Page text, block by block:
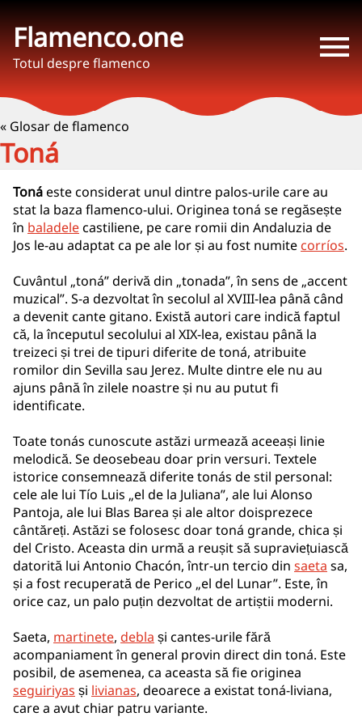
Flamenco.one
Totul despre flamenco
« Glosar de flamenco
Toná
Tonáeste considerat unul dintre palos-urile care au
stat la baza flamenco-ului. Originea toná se regăsește
în baladelecastiliene, pe care romii din Andaluzia de
Jos le-au adaptat ca pe ale lor și au fost numite corríos.
Cuvântul „toná” derivă din „tonada”, în sens de „accent
muzical”. S-a dezvoltat în secolul al XVIII-lea până când
a devenit cante gitano. Există autori care indică faptul
că, la începutul secolului al XIX-lea, existau până la
treizeci și trei de tipuri diferite de toná, atribuite
romilor din Sevilla sau Jerez. Multe dintre ele nu au
ajuns până în zilele noastre și nu au putut fi
identificate.
Toate tonás cunoscute astăzi urmează aceeași linie
melodică. Se deosebeau doar prin versuri. Textele
istorice consemnează diferite tonás de stil personal:
cele ale lui Tío Luis „el de la Juliana”, ale lui Alonso
Pantoja, ale lui Blas Barea și ale altor doisprezece
cântăreți. Astăzi se folosesc doar toná grande, chica și
del Cristo. Aceasta din urmă a reușit să supraviețuiască
datorită lui Antonio Chacón, într-un tercio din saeta sa,
și a fost recuperată de Perico „el del Lunar”. Este, în
orice caz, un palo puțin dezvoltat de artiștii moderni.
Saeta, martinete, debla și cantes-urile fără
acompaniament în general provin direct din toná. Este
posibil, de asemenea, ca aceasta să fie originea
seguiriyas și livianas, deoarece a existat toná-liviana,
care a avut chiar patru variante.